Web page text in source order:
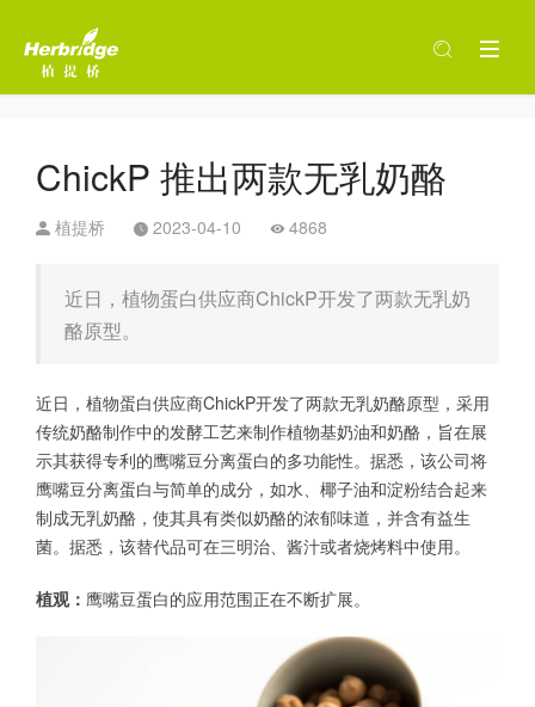
ChickP 推出两款无乳奶酪
植提桥 2023-04-10 4868
近日，植物蛋白供应商ChickP开发了两款无乳奶
酪原型。
近日，植物蛋白供应商ChickP开发了两款无乳奶酪原型，采用
传统奶酪制作中的发酵工艺来制作植物基奶油和奶酪，旨在展
示其获得专利的鹰嘴豆分离蛋白的多功能性。据悉，该公司将
鹰嘴豆分离蛋白与简单的成分，如水、椰子油和淀粉结合起来
制成无乳奶酪，使其具有类似奶酪的浓郁味道，并含有益生
菌。据悉，该替代品可在三明治、酱汁或者烧烤料中使用。
植观： 鹰嘴豆蛋白的应用范围正在不断扩展。